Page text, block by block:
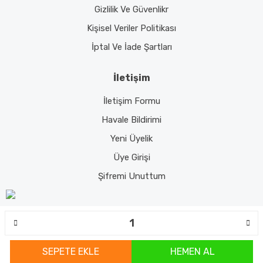
SEPETE EKLE HEMEN AL
Gizlilik Ve Güvenlikr
Kişisel Veriler Politikası
İptal Ve İade Şartları
İletişim
İletişim Formu
Havale Bildirimi
Yeni Üyelik
Üye Girişi
Şifremi Unuttum